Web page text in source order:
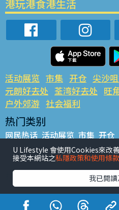
港玩港食港生活
活动展览 市集 开仓 尖沙
元朗好去处 荃湾好去处 旺
户外郊游 社会福利
热门类别
网民热话 活动展览 市集 开仓
铜锣湾好去处 元朗好去处 荃
餐厅情报 户外郊游
热门标签
#UGO揾好去处 #人气活动推介
#亲子玩乐好去处
#ULifestyle
U Lifestyle 會使用Cookies來改
接受本網站之私隱政策和使用條款
我已閱